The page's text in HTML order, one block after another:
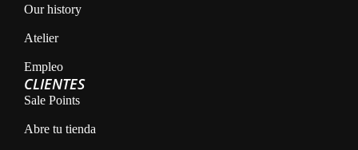
Our history
Atelier
Empleo
CLIENTES
Sale Points
Abre tu tienda